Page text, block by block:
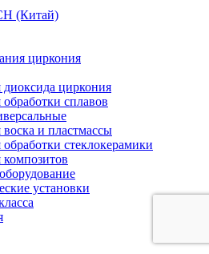
(Китай)
циркония
циркония
сплавов
и пластмассы
стеклокерамики
установки